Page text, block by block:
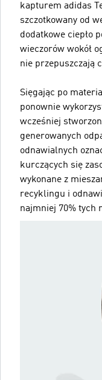
kapturem adidas
szczotkowany od
dodatkowe ciepło
wieczorów wokół
nie przepuszczają
Sięgając po
ponownie
wcześniej
generowanych
odnawialnych
kurczących się
wykonane z
recyklingu i
najmniej 70% tych